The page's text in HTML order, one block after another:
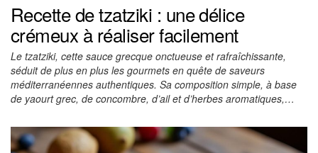
Recette de tzatziki : une délice
crémeux à réaliser facilement
Le tzatziki, cette sauce grecque onctueuse et rafraîchissante,
séduit de plus en plus les gourmets en quête de saveurs
méditerranéennes authentiques. Sa composition simple, à base
de yaourt grec, de concombre, d’ail et d’herbes aromatiques,…